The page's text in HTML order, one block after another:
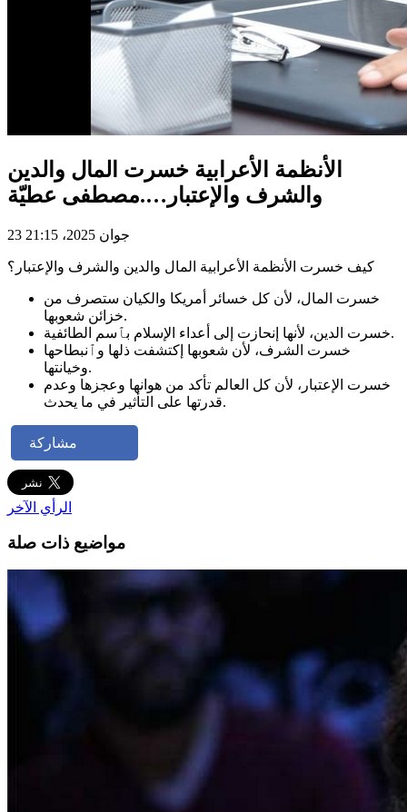
الأنظمة الأعرابية خسرت المال والدين
والشرف والإعتبار….مصطفى عطيّة
23 جوان 2025، 21:15
كيف خسرت الأنظمة الأعرابية المال والدين والشرف والإعتبار؟
خسرت المال، لأن كل خسائر أمريكا والكيان ستصرف من
خزائن شعوبها.
خسرت الدين، لأنها إنحازت إلى أعداء الإسلام بٱسم الطائفية.
خسرت الشرف، لأن شعوبها إكتشفت ذلها وٱنبطاحها
وخيانتها.
خسرت الإعتبار، لأن كل العالم تأكد من هوانها وعجزها وعدم
قدرتها على التأثير في ما يحدث.
مشاركة
الرأي الآخر
مواضيع ذات صلة